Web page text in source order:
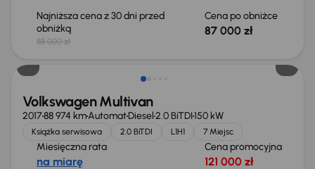
Najniższa cena z 30 dni przed
obniżką
88 000 zł
Cena po obniżce
87 000 zł
Volkswagen Multivan
201788 974 kmAutomatDiesel2.0 BiTDI150 kW
Książka serwisowa 2.0 BiTDI L1H1 7 Miejsc
Miesięczna rata
na miarę
Cena promocyjna
121 000 zł